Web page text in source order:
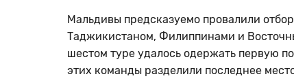
Мальдивы предсказуемо провалили
Таджикистаном, Филиппинами и
шестом туре удалось одержать первую
этих команды разделили последнее